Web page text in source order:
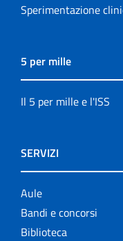
Sperimentazione
5 per mille
Il 5 per mille e l'ISS
SERVIZI
Aule
Bandi e concorsi
Biblioteca